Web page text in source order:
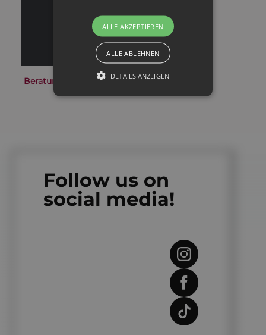
Beratung & Aufklärung
Follow us on
social media!
ALLE AKZEPTIEREN
ALLE ABLEHNEN
DETAILS ANZEIGEN